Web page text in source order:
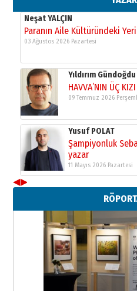
Neşat YALÇIN
Paranın Aile Kültüründeki Yeri
03 Ağustos 2026 Pazartesi
Yıldırım Gündoğdu
HAVVA’NIN ÜÇ KIZI
09 Temmuz 2026
Yusuf POLAT
Şampiyonluk
yazar
11 Mayıs 2026 Pazartesi
Neşat YALÇIN
Paranın Aile Kültüründeki Yeri
03 Ağustos 2026 Pazartesi
Yıldırım Gündoğdu
HAVVA’NIN ÜÇ KIZI
09 Temmuz 2026
◀▶